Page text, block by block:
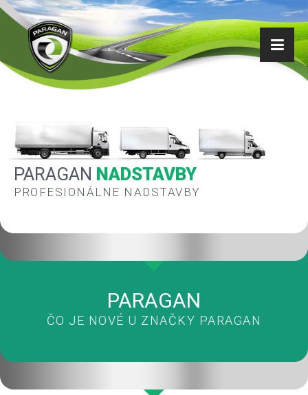
PARAGAN NADSTAVBY
PROFESIONÁLNE NADSTAVBY
PARAGAN
ČO JE NOVÉ U ZNAČKY PARAGAN